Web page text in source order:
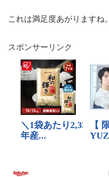
これは満足度あがりますね。
スポンサーリンク